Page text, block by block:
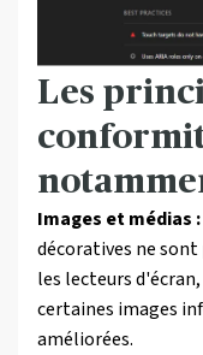
Les
Images et médias :
décoratives ne
les lecteurs
certaines images
améliorées.